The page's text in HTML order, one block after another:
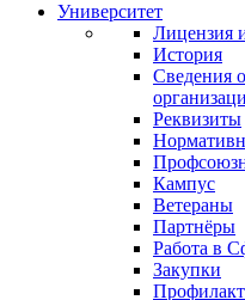
Университет
Лицензия
История
Сведения
Реквизиты
Кампус
Ветераны
Партнёры
Работа в
Закупки